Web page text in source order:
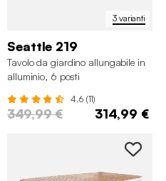
3 varianti
Seattle 219
Tavolo da giardino allungabile in
alluminio, 6 posti
4.6 (11)
349,99 € 314,99 €